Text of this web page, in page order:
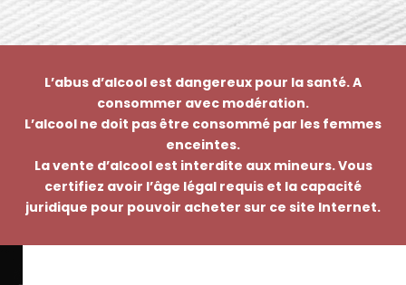
L’abus d’alcool est dangereux pour la santé. A
consommer avec modération.
L’alcool ne doit pas être consommé par les femmes
enceintes.
La vente d’alcool est interdite aux mineurs. Vous
certifiez avoir l’âge légal requis et la capacité
juridique pour pouvoir acheter sur ce site Internet.